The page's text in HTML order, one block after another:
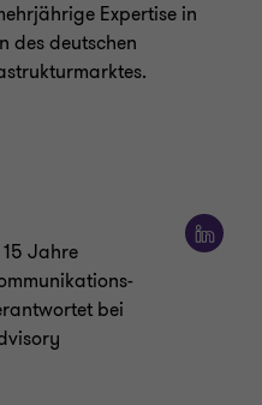
Expertise in
des deutschen
Jahre
bei